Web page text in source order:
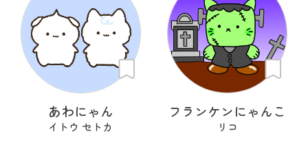
あわにゃん
イトウ セトカ
フランケンにゃんこ
リコ